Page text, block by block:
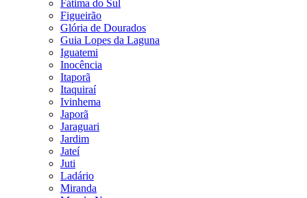
Fátima do Sul
Figueirão
Glória de Dourados
Guia Lopes da Laguna
Iguatemi
Inocência
Itaporã
Itaquiraí
Ivinhema
Japorã
Jaraguari
Jardim
Jateí
Juti
Ladário
Miranda